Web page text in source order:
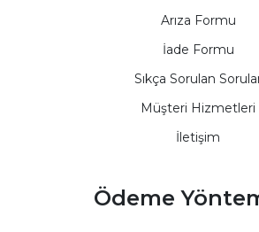
Arıza Formu
İade Formu
Sıkça Sorulan
Müşteri Hizmetleri
İletişim
Ödeme